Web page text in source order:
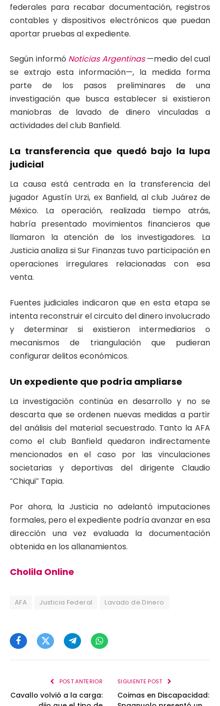
federales para recabar documentación, registros
contables y dispositivos electrónicos que puedan
aportar pruebas al expediente.
Según informó Noticias Argentinas—medio del cual
se extrajo esta información—, la medida forma
parte de los pasos preliminares de una
investigación que busca establecer si existieron
maniobras de lavado de dinero vinculadas a
actividades del club Banfield.
La transferencia que quedó bajo la lupa
judicial
La causa está centrada en la transferencia del
jugador Agustín Urzi, ex Banfield, al club Juárez de
México. La operación, realizada tiempo atrás,
habría presentado movimientos financieros que
llamaron la atención de los investigadores. La
Justicia analiza si Sur Finanzas tuvo participación en
operaciones irregulares relacionadas con esa
venta.
Fuentes judiciales indicaron que en esta etapa se
intenta reconstruir el circuito del dinero involucrado
y determinar si existieron intermediarios o
mecanismos de triangulación que pudieran
configurar delitos económicos.
Un expediente que podría ampliarse
La investigación continúa en desarrollo y no se
descarta que se ordenen nuevas medidas a partir
del análisis del material secuestrado. Tanto la AFA
como el club Banfield quedaron indirectamente
mencionados en el caso por las vinculaciones
societarias y deportivas del dirigente Claudio
“Chiqui” Tapia.
Por ahora, la Justicia no adelantó imputaciones
formales, pero el expediente podría avanzar en esa
dirección una vez evaluada la documentación
obtenida en los allanamientos.
Cholila Online
AFA Justicia Federal Lavado de Dinero
FacebookTwitterTelegramWhatsApp
POST ANTERIOR
Cavallo volvió a la carga:
SIGUIENTE POST
Coimas en Discapacidad: